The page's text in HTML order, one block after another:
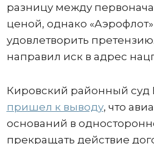
разницу между
ценой, однако «Аэрофлот»
удовлетворить
направил иск в адрес
Кировский районный суд
пришел к выводу, что
оснований в
прекращать действие